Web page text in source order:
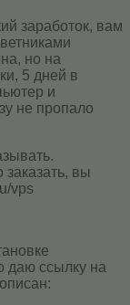
заработок, вам
но на
5 дней в
и
не пропало
заказать, вы
vps
даю ссылку на